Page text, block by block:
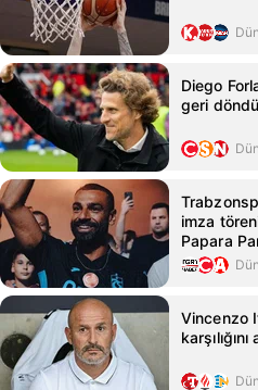
Dün
Diego
geri döndü
Dün
imza
Papara
Dün
Vincenzo
karşılığını
Dün